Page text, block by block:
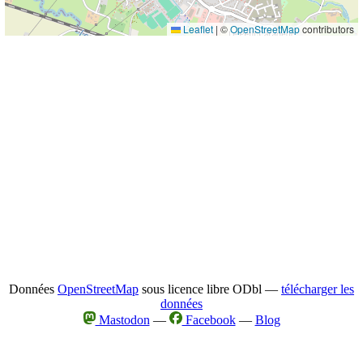
Leaflet | ©OpenStreetMapcontributors
Données OpenStreetMap sous licence libre ODbl — télécharger les
données
Mastodon — Facebook— Blog